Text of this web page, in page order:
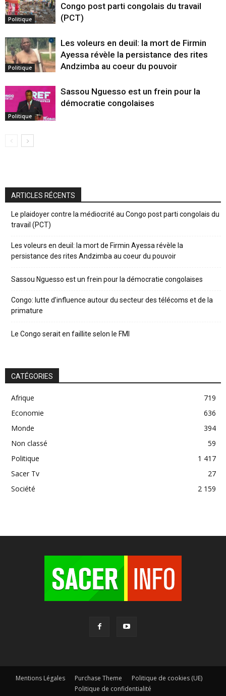
Politique
Congo post parti congolais du travail
(PCT)
Politique
Les voleurs en deuil: la mort de Firmin
Ayessa révèle la persistance des rites
Andzimba au coeur du pouvoir
Politique
Sassou Nguesso est un frein pour la
démocratie congolaises
ARTICLES RÉCENTS
Le plaidoyer contre la médiocrité au Congo post parti congolais du
travail (PCT)
Les voleurs en deuil: la mort de Firmin Ayessa révèle la
persistance des rites Andzimba au coeur du pouvoir
Sassou Nguesso est un frein pour la démocratie congolaises
Congo: lutte d’influence autour du secteur des télécoms et de la
primature
Le Congo serait en faillite selon le FMI
CATÉGORIES
Afrique
719
Economie
636
Monde
394
Non classé
59
Politique
1 417
Sacer Tv
27
Société
2 159
Mentions Légales Purchase Theme
Politique de cookies (UE)
Politique de confidentialité